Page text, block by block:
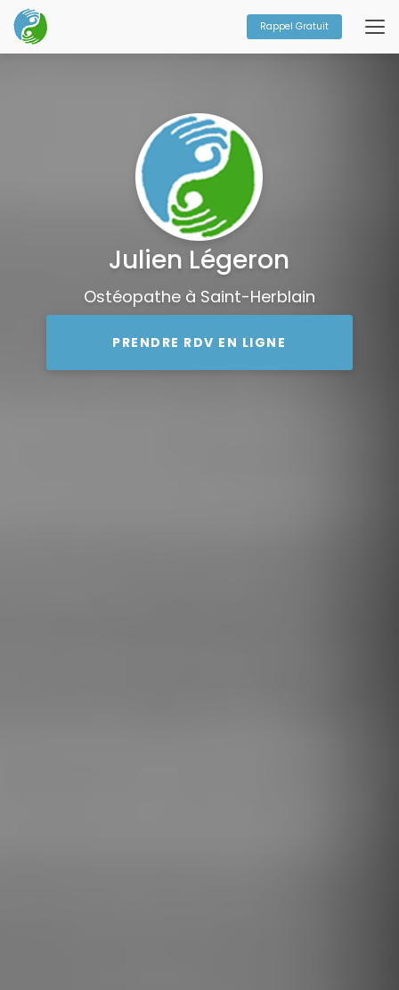
Aller
au
contenu
principal
Rappel Gratuit
Julien Légeron
Ostéopathe à Saint-Herblain
PRENDRE RDV EN LIGNE